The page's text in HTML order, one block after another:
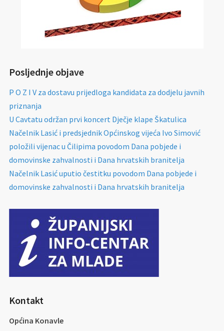
Posljednje objave
P O Z I V za dostavu prijedloga kandidata za dodjelu javnih
priznanja
U Cavtatu održan prvi koncert Dječje klape Škatulica
Načelnik Lasić i predsjednik Općinskog vijeća Ivo Simović
položili vijenac u Čilipima povodom Dana pobjede i
domovinske zahvalnosti i Dana hrvatskih branitelja
Načelnik Lasić uputio čestitku povodom Dana pobjede i
domovinske zahvalnosti i Dana hrvatskih branitelja
Kontakt
Općina Konavle